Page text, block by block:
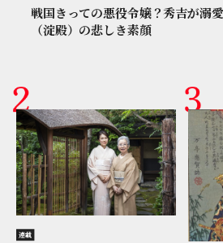
戦国きっての悪役令嬢？秀吉が溺
（淀殿）の悲しき素顔
連載